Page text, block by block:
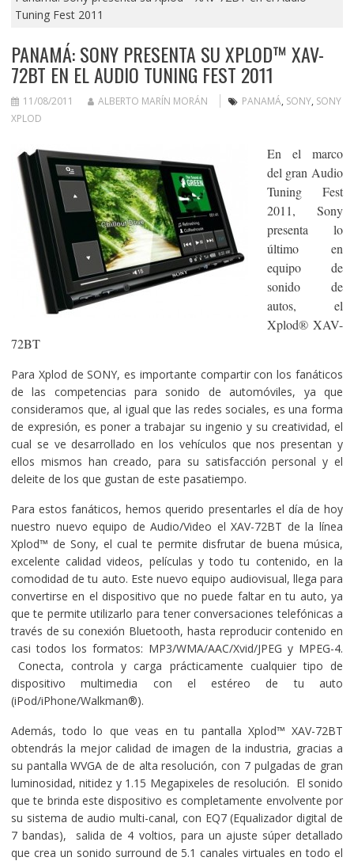
Tuning Fest 2011
PANAMÁ: SONY PRESENTA SU XPLOD™ XAV-
72BT EN EL AUDIO TUNING FEST 2011
11/08/2011 ALBERTO MARÍN MORÁN PANAMÁ, SONY, SONY
XPLOD
En el marco
del gran Audio
Tuning Fest
2011, Sony
presenta lo
último en
equipo de
sonido de
autos, el
Xplod® XAV-
72BT
Para Xplod de SONY, es importante compartir con los fanáticos
de las competencias para sonido de automóviles, ya que
consideramos que, al igual que las redes sociales, es una forma
de expresión, es poner a trabajar su ingenio y su creatividad, el
cual se ve desarrollado en los vehículos que nos presentan y
ellos mismos han creado, para su satisfacción personal y el
deleite de los que gustan de este pasatiempo.
Para estos fanáticos, hemos querido presentarles el día de hoy
nuestro nuevo equipo de Audio/Video el XAV-72BT de la línea
Xplod™ de Sony, el cual te permite disfrutar de buena música,
excelente calidad videos, películas y todo tu contenido, en la
comodidad de tu auto. Este nuevo equipo audiovisual, llega para
convertirse en el dispositivo que no puede faltar en tu auto, ya
que te permite utilizarlo para tener conversaciones telefónicas a
través de su conexión Bluetooth, hasta reproducir contenido en
casi todos los formatos: MP3/WMA/AAC/Xvid/JPEG y MPEG-4.
Conecta, controla y carga prácticamente cualquier tipo de
dispositivo multimedia con el estéreo de tu auto
(iPod/iPhone/Walkman®).
Además, todo lo que veas en tu pantalla Xplod™ XAV-72BT
obtendrás la mejor calidad de imagen de la industria, gracias a
su pantalla WVGA de de alta resolución, con 7 pulgadas de gran
luminosidad, nitidez y 1.15 Megapixeles de resolución. El sonido
que te brinda este dispositivo es completamente envolvente por
su sistema de audio multi-canal, con EQ7 (Equalizador digital de
7 bandas), salida de 4 voltios, para un ajuste súper detallado
que crea un sonido surround de 5.1 canales virtuales en todo el